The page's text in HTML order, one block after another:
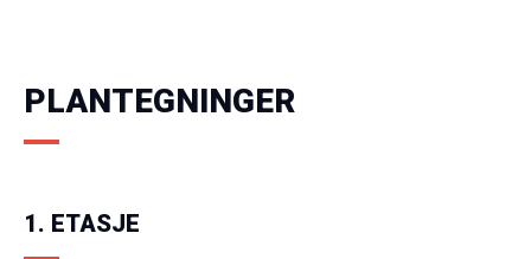
PLANTEGNINGER
1. ETASJE